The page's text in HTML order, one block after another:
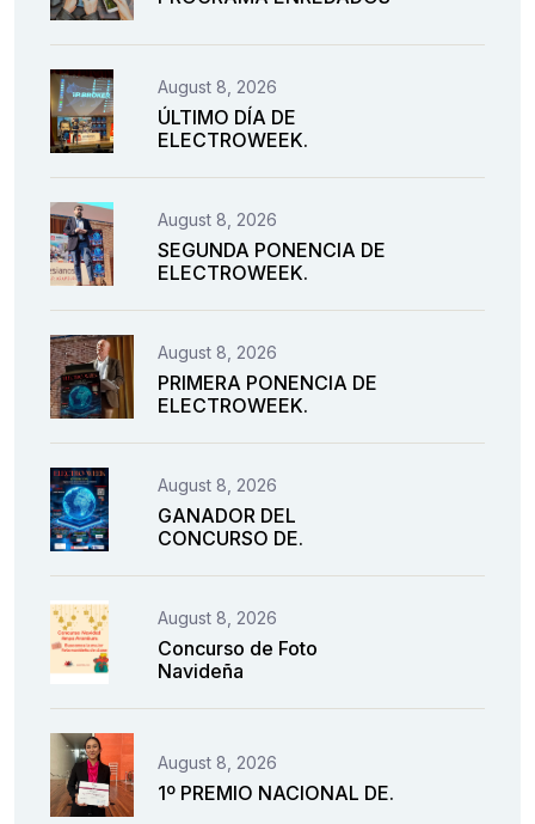
August 8, 2026
ÚLTIMO DÍA DE
ELECTROWEEK.
August 8, 2026
SEGUNDA PONENCIA DE
ELECTROWEEK.
August 8, 2026
PRIMERA PONENCIA DE
ELECTROWEEK.
August 8, 2026
GANADOR DEL
CONCURSO DE.
August 8, 2026
Concurso de Foto
Navideña
August 8, 2026
1º PREMIO NACIONAL DE.